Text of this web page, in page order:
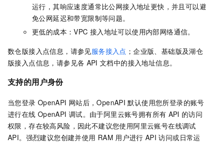
运行，其响应速度通常比公网接入地址更快，并且可以避
免公网延迟和带宽限制等问题。
更低的成本：VPC 接入地址可以使用内部网络通信。
数仓版接入点信息，请参见服务接入点 ；企业版、基础版及湖仓
版接入点信息，请参见各 API 文档中的接入地址信息。
支持的用户身份
当您登录 OpenAPI 网站后，OpenAPI 默认使用您所登录的账号
进行在线 OpenAPI 调试。由于阿里云账号拥有所有 API 的访问
权限，存在较高风险，因此不建议您使用阿里云账号在线调试
API。强烈建议您创建并使用 RAM 用户进行 API 访问或日常运